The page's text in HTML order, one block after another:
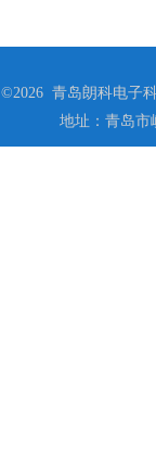
©2026 青岛朗科电子
地址：青岛市